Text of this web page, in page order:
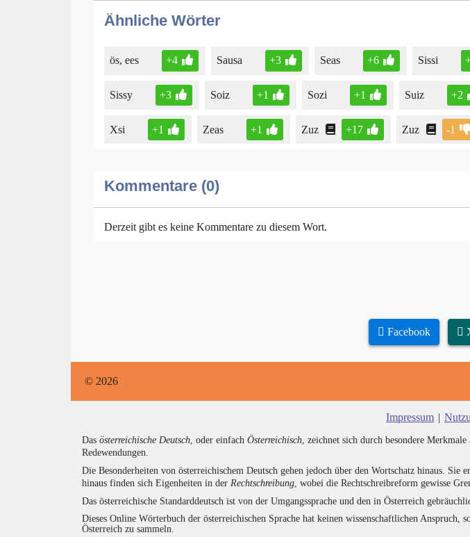
Ähnliche Wörter
ös, ees +4 Sausa +3 Seas +6 Sissi
Sissy +3 Soiz +1 Sozi +1 Suiz +2
Xsi +1 Zeas +1 Zuz +17 Zuz -1
Kommentare (0)
Derzeit gibt es keine Kommentare zu diesem Wort.
Facebook
© 2026
Impressum |
Das österreichische Deutsch, oder einfach Österreichisch, zeichnet sich durch besondere
Redewendungen.
Die Besonderheiten von österreichischem Deutsch gehen jedoch über den Wortschatz hinaus.
hinaus finden sich Eigenheiten in der Rechtschreibung, wobei die Rechtschreibreform gewisse
Das österreichische Standarddeutsch ist von der Umgangssprache und den in Österreich
Dieses Online Wörterbuch der österreichischen Sprache hat keinen wissenschaftlichen
Österreich zu sammeln.